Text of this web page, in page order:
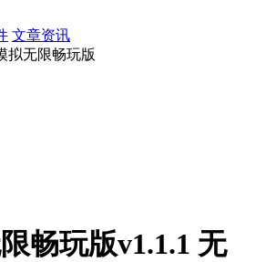
文章资讯
拟无限畅玩版
畅玩版v1.1.1 无